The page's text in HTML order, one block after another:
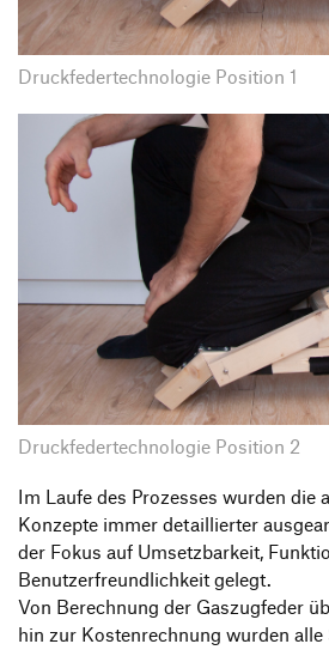
Druckfedertechnologie Position 1
Druckfedertechnologie Position 2
Im Laufe des Prozesses wurden die
Konzepte immer detaillierter
der Fokus auf Umsetzbarkeit,
Benutzerfreundlichkeit gelegt.
Von Berechnung der Gaszugfeder
hin zur Kostenrechnung wurden